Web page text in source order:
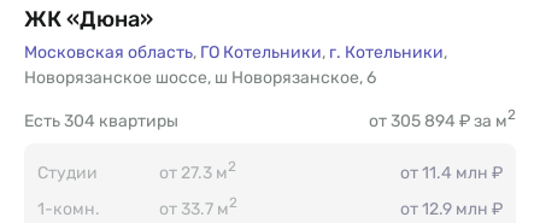
ЖК «Дюна»
Московская область, ГО Котельники, г. Котельники,
Новорязанское шоссе, ш Новорязанское,6
304 квартиры
Есть от 305 894 ₽ за м2
Студии от 27.3 м2
от 11.4 млн ₽
1-комн.
от 33.7 м2
от 12.9 млн ₽